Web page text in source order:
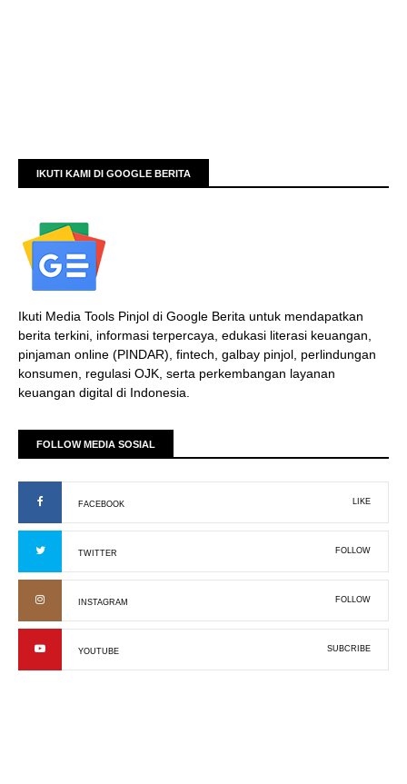
IKUTI KAMI DI GOOGLE BERITA
Ikuti Media Tools Pinjol di Google Berita untuk mendapatkan
berita terkini, informasi terpercaya, edukasi literasi keuangan,
pinjaman online (PINDAR), fintech, galbay pinjol, perlindungan
konsumen, regulasi OJK, serta perkembangan layanan
keuangan digital di Indonesia.
FOLLOW MEDIA SOSIAL
FACEBOOK LIKE
TWITTER FOLLOW
INSTAGRAM FOLLOW
YOUTUBE SUBCRIBE